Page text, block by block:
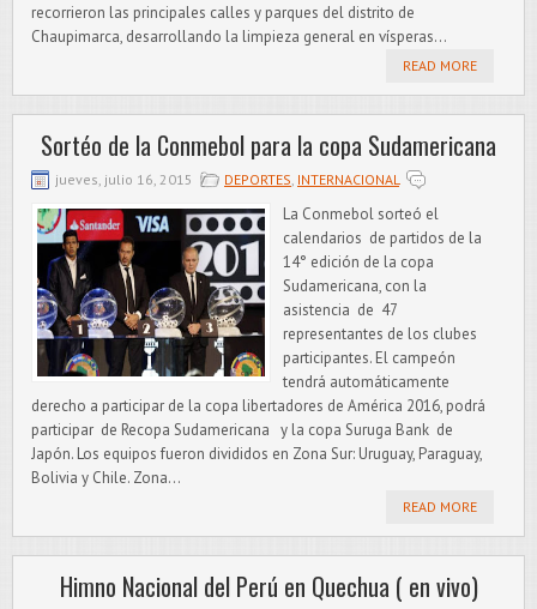
recorrieron las principales calles y parques del distrito de
Chaupimarca, desarrollando la limpieza general en vísperas...
READ MORE
Sortéo de la Conmebol para la copa Sudamericana
jueves, julio 16, 2015 DEPORTES, INTERNACIONAL
La Conmebol sorteó el
calendarios de partidos de la
14° edición de la copa
Sudamericana, con la
asistencia de 47
representantes de los clubes
participantes. El campeón
tendrá automáticamente
derecho a participar de la copa libertadores de América 2016, podrá
participar de Recopa Sudamericana y la copa Suruga Bank de
Japón. Los equipos fueron divididos en Zona Sur: Uruguay, Paraguay,
Bolivia y Chile. Zona...
READ MORE
Himno Nacional del Perú en Quechua ( en vivo)